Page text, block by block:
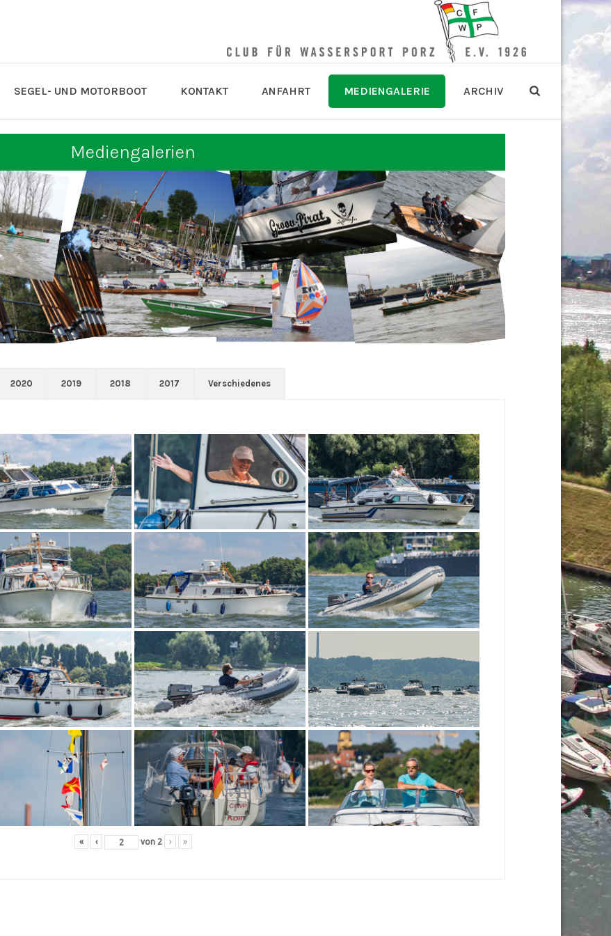
SEGEL- UND MOTORBOOT KONTAKT ANFAHRT MEDIENGALERIE ARCHIV
Mediengalerien
2020 2019 2018 2017 Verschiedenes
« ‹ von 2 › »